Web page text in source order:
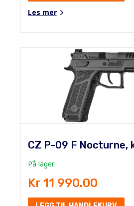
Les mer
CZ P-09 F Nocturne,
På lager
Kr 11 990.00